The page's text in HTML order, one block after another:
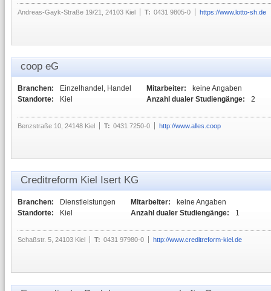
Andreas-Gayk-Straße 19/21, 24103 Kiel T: 0431 9805-0 https://www.lotto-sh.de
coop eG
Branchen:
Einzelhandel, Handel
Standorte:
Kiel
Mitarbeiter:
keine Angaben
Anzahl dualer Studiengänge:
2
Benzstraße 10, 24148 Kiel T: 0431 7250-0 http://www.alles.coop
Creditreform Kiel Isert KG
Branchen:
Dienstleistungen
Standorte:
Kiel
Mitarbeiter:
keine Angaben
Anzahl dualer Studiengänge:
1
Schaßstr. 5, 24103 Kiel T: 0431 97980-0 http://www.creditreform-kiel.de